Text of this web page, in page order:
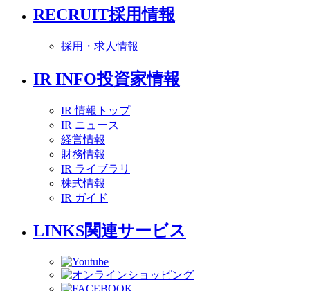
RECRUIT採用情報
採用・求人情報
IR INFO投資家情報
IR 情報トップ
IR ニュース
経営情報
財務情報
IR ライブラリ
株式情報
IR ガイド
LINKS関連サービス